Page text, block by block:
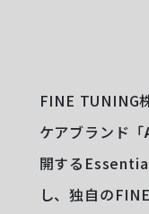
FINE TUNING
ケアブランド「
開する
し、独自の